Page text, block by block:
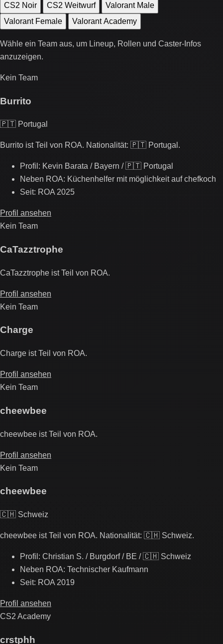
CS2 Noir
CS2 Weitwurf
Valorant Male
Valorant Female
Valorant Academy
Wähle ein Team aus, um Lineup, Rollen und Caster-Infos
anzuzeigen.
Kein Team
Burrito
🇵🇹 Portugal
Burrito ist Teil von ROA. Nationalität: 🇵🇹 Portugal.
Profil: Kevin Barata / Bayern / 🇵🇹 Portugal
Neben ROA: Küchenhelfer mit möglichkeit auf chefkoch
Seit: ROA 2025
Profil ansehen
Kein Team
CaTazztrophe
CaTazztrophe ist Teil von ROA.
Profil ansehen
Kein Team
Charge
Charge ist Teil von ROA.
Profil ansehen
Kein Team
cheewbee
cheewbee ist Teil von ROA.
Profil ansehen
Kein Team
cheewbee
🇨🇭 Schweiz
cheewbee ist Teil von ROA. Nationalität: 🇨🇭 Schweiz.
Profil: Christian S. / Burgdorf / BE / 🇨🇭 Schweiz
Neben ROA: Technischer Kaufmann
Seit: ROA 2019
Profil ansehen
CS2 Academy
crstphh